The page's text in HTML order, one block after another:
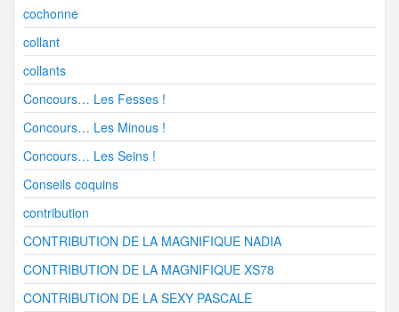
cochonne
collant
collants
Concours… Les Fesses !
Concours… Les Minous !
Concours… Les Seins !
Conseils coquins
contribution
CONTRIBUTION DE LA MAGNIFIQUE NADIA
CONTRIBUTION DE LA MAGNIFIQUE XS78
CONTRIBUTION DE LA SEXY PASCALE